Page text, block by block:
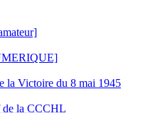
la Victoire du 8 mai 1945
de la CCCHL